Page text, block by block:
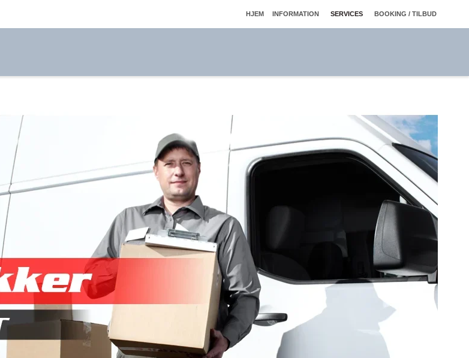
HJEM INFORMATION SERVICES BOOKING / TILBUD